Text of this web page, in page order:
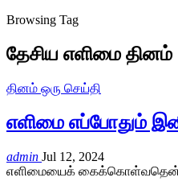
Browsing Tag
தேசிய எளிமை தினம்
தினம் ஒரு செய்தி
எளிமை எப்போதும்
admin Jul 12, 2024
எளிமையைக்